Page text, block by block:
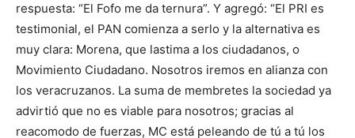
respuesta: “El Fofo me da ternura”. Y agregó: “El PRI es
testimonial, el PAN comienza a serlo y la alternativa es
muy clara: Morena, que lastima a los ciudadanos, o
Movimiento Ciudadano. Nosotros iremos en alianza con
los veracruzanos. La suma de membretes la sociedad ya
advirtió que no es viable para nosotros; gracias al
reacomodo de fuerzas, MC está peleando de tú a tú los